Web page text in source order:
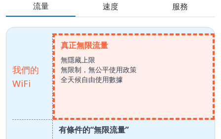
流量 速度 服務
我們的
WiFi
真正無限流量
無隱藏上限
無限制，無公平使用政策
全天候自由使用數據
有條件的“無限流量”